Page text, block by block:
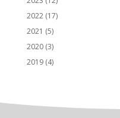
2022(17)
2021 (5)
2020(3)
2019(4)